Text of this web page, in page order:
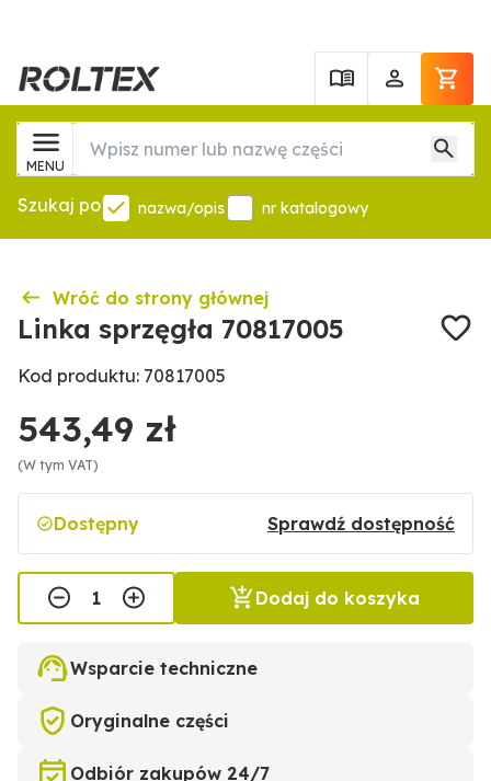
MENU
Szukaj po nazwa/opis nr katalogowy
Wróć do strony głównej
Linka sprzęgła 70817005
Kod produktu: 70817005
543,49 zł
(W tym VAT)
Dostępny Sprawdź dostępność
Dodaj do koszyka
Wsparcie techniczne
Oryginalne części
Odbiór zakupów 24/7